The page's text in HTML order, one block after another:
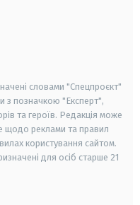
словами "Спецпроєкт"
з позначкою "Експерт",
та героїв. Редакція може
щодо реклами та правил
користування сайтом.
для осіб старше 21